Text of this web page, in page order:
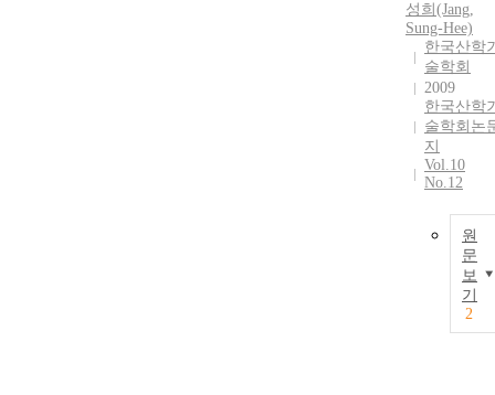
성희(Jang,
Sung-Hee)
한국산학
술학회
2009
한국산학
술학회논
지
Vol.10
No.12
원
문
보
기
2